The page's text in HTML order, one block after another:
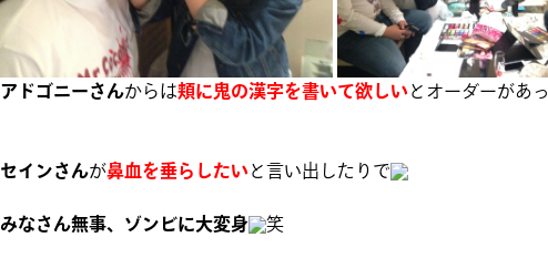
アドゴニーさんからは頬に鬼の漢字を書いて欲しいとオーダーがあ
セインさんが鼻血を垂らしたいと言い出したりで
みなさん無事、ゾンビに大変身 笑